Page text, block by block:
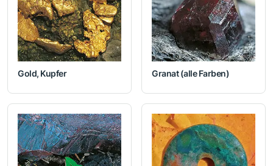
Gold, Kupfer Granat (alle Farben)